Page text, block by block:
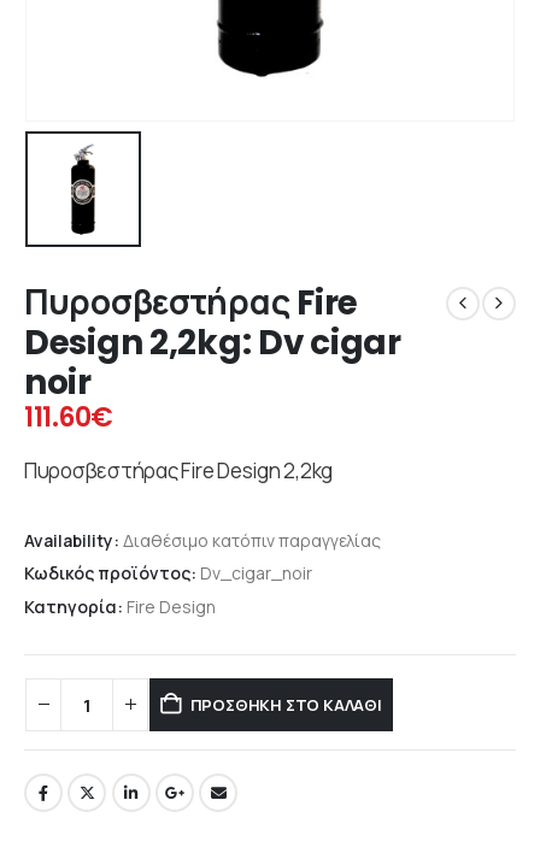
Πυροσβεστήρας Fire
Design 2,2kg: Dv cigar
noir
111.60€
Πυροσβεστήρας Fire Design 2,2kg
Availability: Διαθέσιμο κατόπιν παραγγελίας
Κωδικός προϊόντος: Dv_cigar_noir
Κατηγορία: Fire Design
ΠΡΟΣΘΉΚΗ ΣΤΟ ΚΑΛΆΘΙ